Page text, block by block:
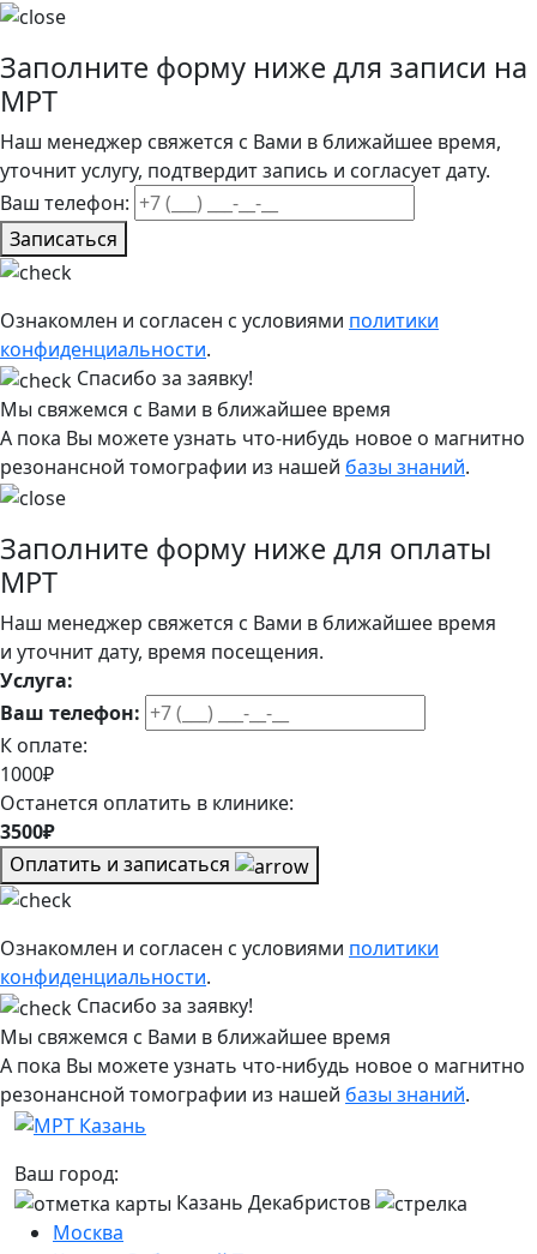
Заполните форму ниже для записи на
МРТ
Наш менеджер свяжется с Вами в ближайшее время,
уточнит услугу, подтвердит запись и согласует дату.
Ваш телефон:
Записаться
Ознакомлен и согласен с условиями политики
конфиденциальности.
Спасибо за заявку!
Мы свяжемся с Вами в ближайшее время
А пока Вы можете узнать что-нибудь новое о магнитно
резонансной томографии из нашей базы знаний.
Заполните форму ниже для оплаты
МРТ
Наш менеджер свяжется с Вами в ближайшее время
и уточнит дату, время посещения.
Услуга:
Ваш телефон:
К оплате:
1000₽
Останется оплатить в клинике:
3500₽
Оплатить и записаться
Ознакомлен и согласен с условиями политики
конфиденциальности.
Спасибо за заявку!
Мы свяжемся с Вами в ближайшее время
А пока Вы можете узнать что-нибудь новое о магнитно
резонансной томографии из нашей базы знаний.
Ваш город:
Казань Декабристов
Москва